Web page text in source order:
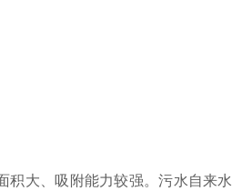
积大、吸附能力较强。污水自来水